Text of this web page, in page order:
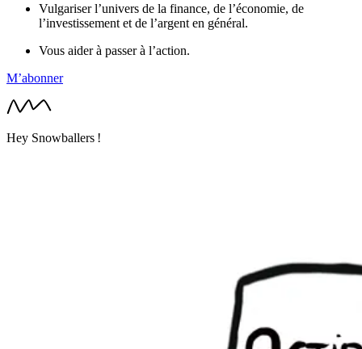
Vulgariser l’univers de la finance, de l’économie, de
l’investissement et de l’argent en général.
Vous aider à passer à l’action.
M’abonner
Hey Snowballers !